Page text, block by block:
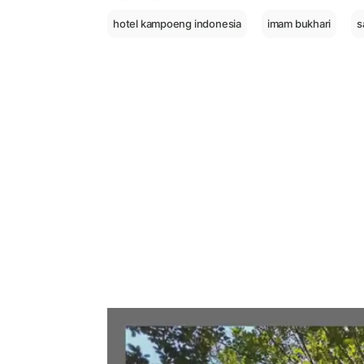
hotel kampoeng indonesia imam bukhari